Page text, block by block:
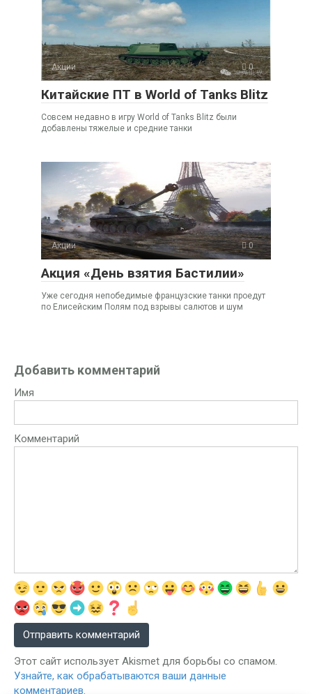
Акции 0
Китайские ПТ в World of Tanks Blitz
Совсем недавно в игру World of Tanks Blitz были
добавлены тяжелые и средние танки
Акции 0
Акция «День взятия Бастилии»
Уже сегодня непобедимые французские танки проедут
по Елисейским Полям под взрывы салютов и шум
Добавить комментарий
Имя
Комментарий
Этот сайт использует Akismet для борьбы со спамом.
Узнайте, как обрабатываются ваши данные
комментариев.